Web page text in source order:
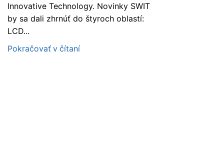
Innovative Technology. Novinky SWIT
by sa dali zhrnúť do štyroch oblastí:
LCD...
Pokračovať v čítaní